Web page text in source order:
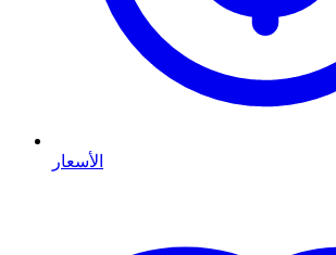
الأسعار